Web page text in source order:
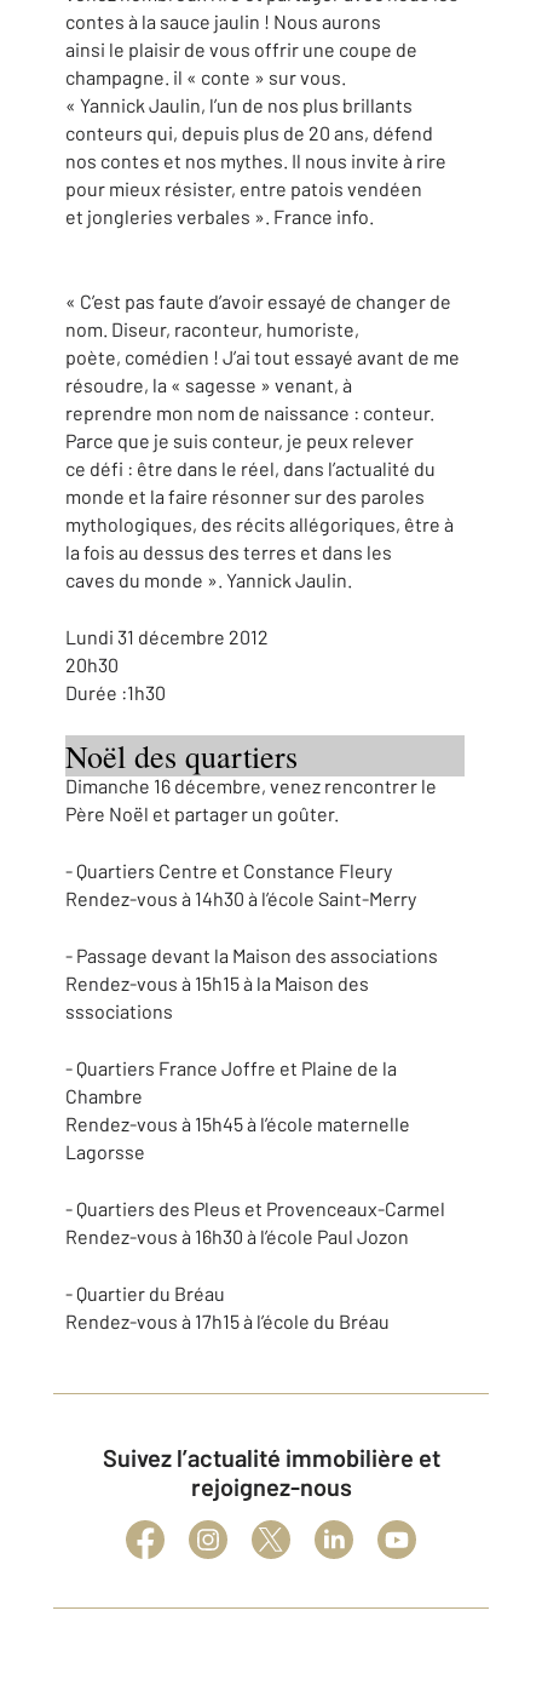
contes à la sauce jaulin ! Nous aurons
ainsi le plaisir de vous offrir une coupe de
champagne. il « conte » sur vous.
« Yannick Jaulin, l’un de nos plus brillants
conteurs qui, depuis plus de 20 ans, défend
nos contes et nos mythes. Il nous invite à rire
pour mieux résister, entre patois vendéen
et jongleries verbales ». France info.
« C’est pas faute d’avoir essayé de changer de
nom. Diseur, raconteur, humoriste,
poète, comédien ! J’ai tout essayé avant de me
résoudre, la « sagesse » venant, à
reprendre mon nom de naissance : conteur.
Parce que je suis conteur, je peux relever
ce défi : être dans le réel, dans l’actualité du
monde et la faire résonner sur des paroles
mythologiques, des récits allégoriques, être à
la fois au dessus des terres et dans les
caves du monde ». Yannick Jaulin.
Lundi 31 décembre 2012
20h30
Durée :1h30
Noël des quartiers
Dimanche 16 décembre, venez rencontrer le
Père Noël et partager un goûter.
- Quartiers Centre et Constance Fleury
Rendez-vous à 14h30 à l’école Saint-Merry
- Passage devant la Maison des associations
Rendez-vous à 15h15 à la Maison des
sssociations
- Quartiers France Joffre et Plaine de la
Chambre
Rendez-vous à 15h45 à l’école maternelle
Lagorsse
- Quartiers des Pleus et Provenceaux-Carmel
Rendez-vous à 16h30 à l’école Paul Jozon
- Quartier du Bréau
Rendez-vous à 17h15 à l’école du Bréau
Suivez l’actualité immobilière et
rejoignez-nous